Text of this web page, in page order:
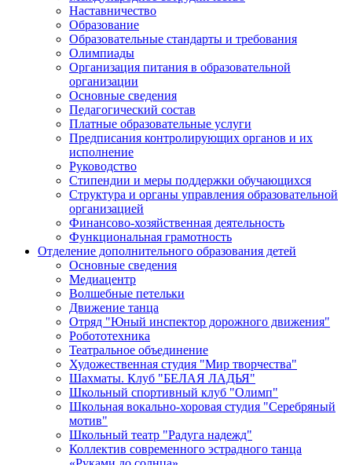
Наставничество
Образование
Образовательные стандарты и требования
Олимпиады
Организация питания в образовательной
организации
Основные сведения
Педагогический состав
Платные образовательные услуги
Предписания контролирующих органов и их
исполнение
Руководство
Стипендии и меры поддержки обучающихся
Структура и органы управления образовательной
организацией
Финансово-хозяйственная деятельность
Функциональная грамотность
Отделение дополнительного образования детей
Основные сведения
Медиацентр
Волшебные петельки
Движение танца
Отряд "Юный инспектор дорожного движения"
Робототехника
Театральное объединение
Художественная студия "Мир творчества"
Шахматы. Клуб "БЕЛАЯ ЛАДЬЯ"
Школьный спортивный клуб "Олимп"
Школьная вокально-хоровая студия "Серебряный
мотив"
Школьный театр "Радуга надежд"
Коллектив современного эстрадного танца